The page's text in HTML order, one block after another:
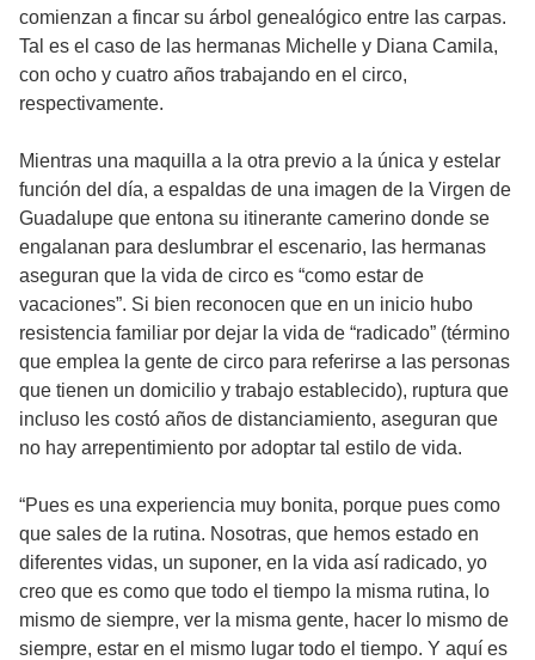
comienzan a fincar su árbol genealógico entre las carpas.
Tal es el caso de las hermanas Michelle y Diana Camila,
con ocho y cuatro años trabajando en el circo,
respectivamente.
Mientras una maquilla a la otra previo a la única y estelar
función del día, a espaldas de una imagen de la Virgen de
Guadalupe que entona su itinerante camerino donde se
engalanan para deslumbrar el escenario, las hermanas
aseguran que la vida de circo es “como estar de
vacaciones”. Si bien reconocen que en un inicio hubo
resistencia familiar por dejar la vida de “radicado” (término
que emplea la gente de circo para referirse a las personas
que tienen un domicilio y trabajo establecido), ruptura que
incluso les costó años de distanciamiento, aseguran que
no hay arrepentimiento por adoptar tal estilo de vida.
“Pues es una experiencia muy bonita, porque pues como
que sales de la rutina. Nosotras, que hemos estado en
diferentes vidas, un suponer, en la vida así radicado, yo
creo que es como que todo el tiempo la misma rutina, lo
mismo de siempre, ver la misma gente, hacer lo mismo de
siempre, estar en el mismo lugar todo el tiempo. Y aquí es